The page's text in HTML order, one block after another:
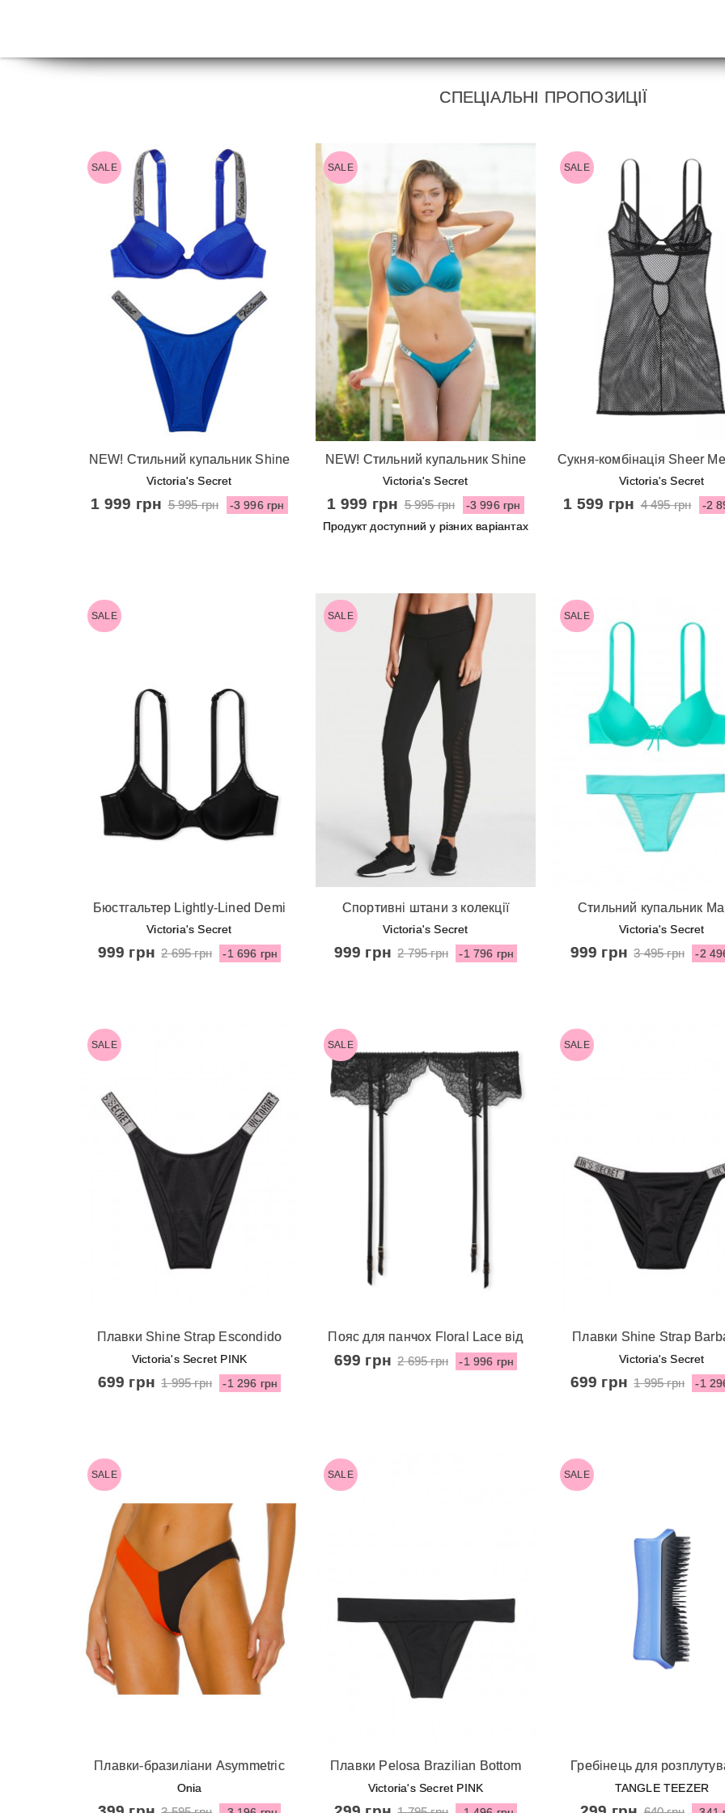
СПЕЦІАЛЬНІ ПРОПОЗИЦІЇ
SALE
Швидкий перегляд
NEW! Стильний купальник Shine
Strap Sexy Tee Push-Up Brazilian
від Victoria's Secret - Blue Oar
Victoria's Secret
1 999 грн 5 995 грн -3 996 грн
SALE
Швидкий перегляд
NEW! Стильний купальник Shine
Strap Bali Bombshell від Victoria's
Secret - Cosmo
Victoria's Secret
1 999 грн 5 995 грн
-3 996 грн
Продукт доступний у різних варіантах
SALE
Швидкий перегляд
Сукня-комбінація Sheer
від Victoria's Secret -
Victoria's Secret
1 599 грн 4 495 грн -2
SALE
Швидкий перегляд
Бюстгальтер Lightly-Lined Demi
від Victoria's Secret - Black
Victoria's Secret
999 грн 2 695 грн -1 696 грн
SALE
Швидкий перегляд
Спортивні штани з колекції
Victoria Sport
Victoria's Secret
999 грн 2 795 грн -1 796 грн
SALE
Швидкий перегляд
Стильний купальник
Classic Strap Fabulous
від Victoria's Secret -
Victoria's Secret
999 грн 3 495 грн -2
SALE
Швидкий перегляд
Плавки Shine Strap Escondido
Brazilian Swim Bottom від
Victoria's Secret - Nero
Victoria's Secret PINK
699 грн 1 995 грн -1 296 грн
SALE
Швидкий перегляд
Пояс для панчох Floral Lace від
Victoria's Secret - Black
699 грн 2 695 грн -1 996 грн
SALE
Швидкий перегляд
Плавки Shine Strap
Bikini Swim Bottom від
Secret - Nero
Victoria's Secret
699 грн 1 995 грн -1
SALE
Швидкий перегляд
Плавки-бразиліани Asymmetric
Stripe от Onia - Black & Red
Onia
SALE
Швидкий перегляд
Плавки Pelosa Brazilian Bottom
від Victoria's Secret - Black
Victoria's Secret PINK
SALE
Швидкий перегляд
Гребінець для
шерсті собаки Pet
Detangling&Grooming
TANGLE TEEZER